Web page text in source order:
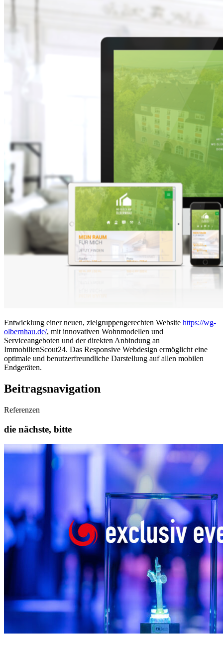
Entwicklung einer neuen, zielgruppengerechten Website https://wg-
olbernhau.de/, mit innovativen Wohnmodellen und
Serviceangeboten und der direkten Anbindung an
ImmobilienScout24. Das Responsive Webdesign ermöglicht eine
optimale und benutzerfreundliche Darstellung auf allen mobilen
Endgeräten.
Beitragsnavigation
Referenzen
die nächste, bitte